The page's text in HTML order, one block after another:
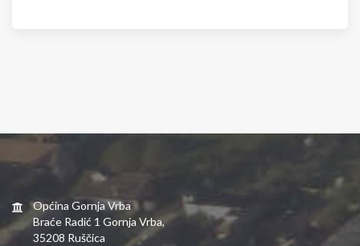
Općina Gornja Vrba
Braće Radić 1 Gornja Vrba,
35208 Ruščica